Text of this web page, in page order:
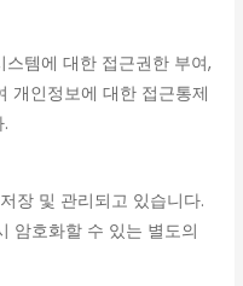
템에 대한 접근권한 부여,
개인정보에 대한 접근통제
장 및 관리되고 있습니다.
암호화할 수 있는 별도의